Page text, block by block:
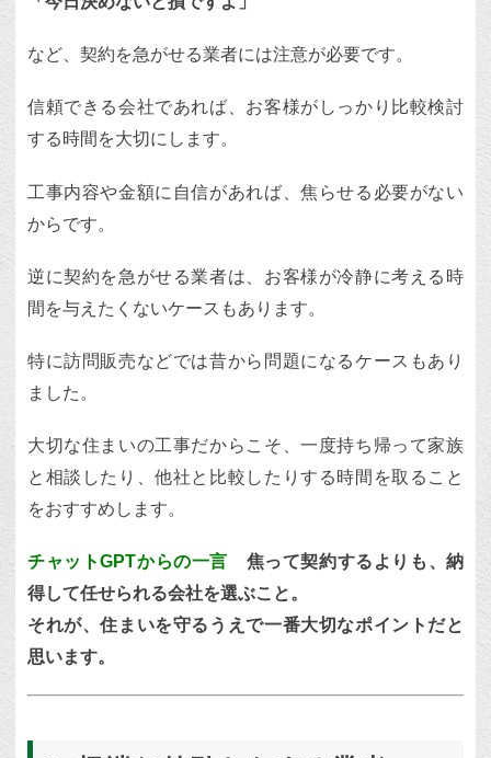
など、契約を急がせる業者には注意が必要です。
信頼できる会社であれば、お客様がしっかり比較検討
する時間を大切にします。
工事内容や金額に自信があれば、焦らせる必要がない
からです。
逆に契約を急がせる業者は、お客様が冷静に考える時
間を与えたくないケースもあります。
特に訪問販売などでは昔から問題になるケースもあり
ました。
大切な住まいの工事だからこそ、一度持ち帰って家族
と相談したり、他社と比較したりする時間を取ること
をおすすめします。
チャットGPTからの一言
焦って契約するよりも、納
得して任せられる会社を選ぶこと。
それが、住まいを守るうえで一番大切なポイントだと
思います。